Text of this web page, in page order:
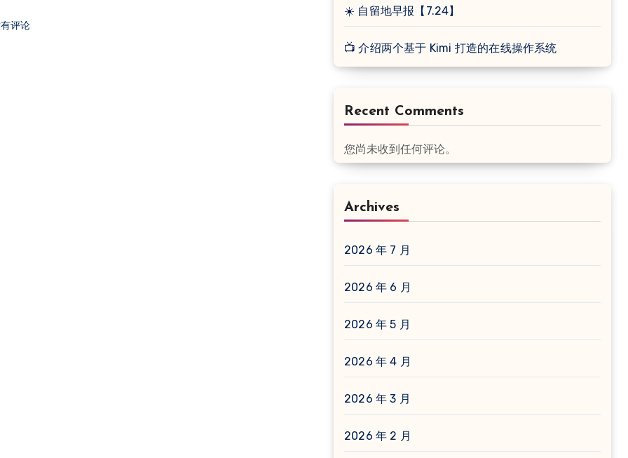
评论
☀️ 自留地早报【7.24】
📺 介绍两个基于 Kimi 打造的在线操作系统
Recent Comments
您尚未收到任何评论。
Archives
2026 年 7 月
2026 年 6 月
2026 年 5 月
2026 年 4 月
2026 年 3 月
2026 年 2 月